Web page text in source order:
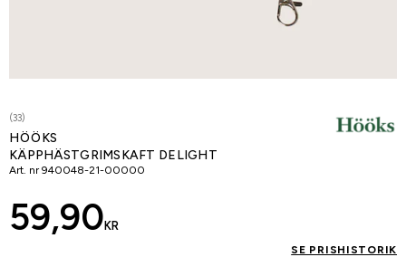
(33)
HÖÖKS
KÄPPHÄSTGRIMSKAFT DELIGHT
Art. nr 940048-21-00000
59,90 KR
SE PRISHISTORIK